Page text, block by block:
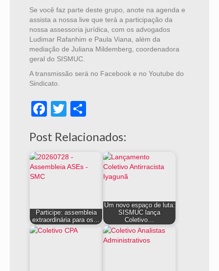
Se você faz parte deste grupo, anote na agenda e
assista a nossa live que terá a participação da
nossa assessoria jurídica, com os advogados
Ludimar Rafanhim e Paula Viana, além da
mediação de Juliana Mildemberg, coordenadora
geral do SISMUC.
A transmissão será no Facebook e no Youtube do
Sindicato.
Facebook
Twitter
Post Relacionados:
Participe: assembleia
extraordinária para os…
Um novo espaço de luta:
SISMUC lança
Coletivo…